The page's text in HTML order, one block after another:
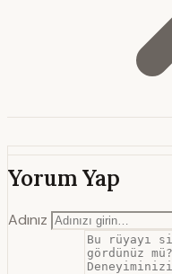
Yorum Yap
Adınız